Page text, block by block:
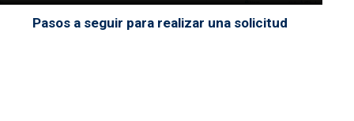
Pasos a seguir para realizar una solicitud